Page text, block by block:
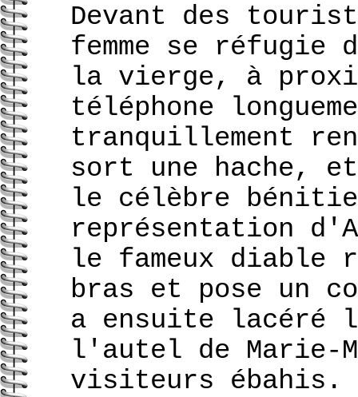
Devant des
femme se
la vierge, à
téléphone
tranquillement
sort une hache,
le célèbre
représentation
le fameux diable
bras et pose un
a ensuite lacéré
l'autel de Marie-
visiteurs ébahis.